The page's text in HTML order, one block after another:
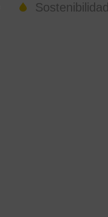
Sostenibilidad